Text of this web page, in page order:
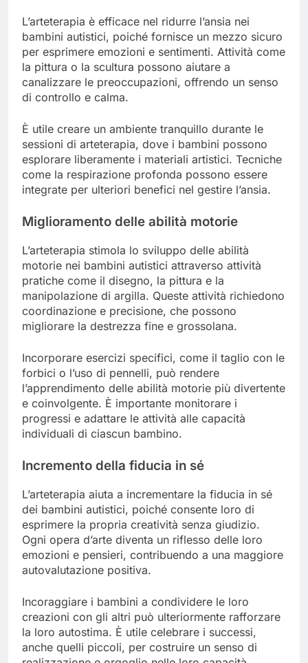
L’arteterapia è efficace nel ridurre l’ansia nei
bambini autistici, poiché fornisce un mezzo sicuro
per esprimere emozioni e sentimenti. Attività come
la pittura o la scultura possono aiutare a
canalizzare le preoccupazioni, offrendo un senso
di controllo e calma.
È utile creare un ambiente tranquillo durante le
sessioni di arteterapia, dove i bambini possono
esplorare liberamente i materiali artistici. Tecniche
come la respirazione profonda possono essere
integrate per ulteriori benefici nel gestire l’ansia.
Miglioramento delle abilità motorie
L’arteterapia stimola lo sviluppo delle abilità
motorie nei bambini autistici attraverso attività
pratiche come il disegno, la pittura e la
manipolazione di argilla. Queste attività richiedono
coordinazione e precisione, che possono
migliorare la destrezza fine e grossolana.
Incorporare esercizi specifici, come il taglio con le
forbici o l’uso di pennelli, può rendere
l’apprendimento delle abilità motorie più divertente
e coinvolgente. È importante monitorare i
progressi e adattare le attività alle capacità
individuali di ciascun bambino.
Incremento della fiducia in sé
L’arteterapia aiuta a incrementare la fiducia in sé
dei bambini autistici, poiché consente loro di
esprimere la propria creatività senza giudizio.
Ogni opera d’arte diventa un riflesso delle loro
emozioni e pensieri, contribuendo a una maggiore
autovalutazione positiva.
Incoraggiare i bambini a condividere le loro
creazioni con gli altri può ulteriormente rafforzare
la loro autostima. È utile celebrare i successi,
anche quelli piccoli, per costruire un senso di